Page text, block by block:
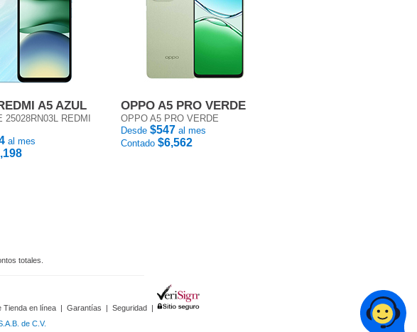
A5 AZUL
25028RN03L REDMI
al mes
OPPO A5 PRO VERDE
OPPO A5 PRO VERDE
Desde $547 al mes
Contado $6,562
totales.
Tienda en línea | Garantías | Seguridad |
de C.V.